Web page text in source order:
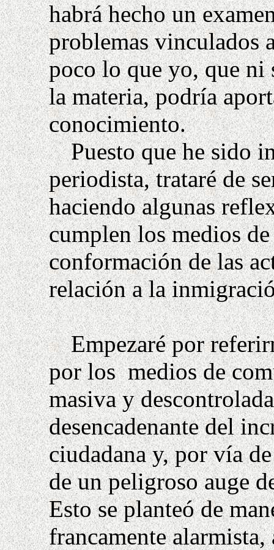
habrá hecho un
problemas vinculados
poco lo que yo, que ni
la materia, podría
conocimiento.
Puesto que he sido
periodista, trataré de
haciendo algunas
cumplen los medios
conformación de las
relación a la
Empezaré por
por los medios de
masiva y
desencadenante del
ciudadana y, por vía
de un peligroso auge
Esto se planteó de
francamente